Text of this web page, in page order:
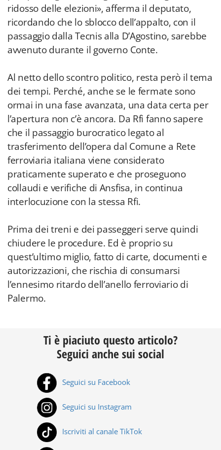
ridosso delle elezioni», afferma il deputato,
ricordando che lo sblocco dell’appalto, con il
passaggio dalla Tecnis alla D’Agostino, sarebbe
avvenuto durante il governo Conte.
Al netto dello scontro politico, resta però il tema
dei tempi. Perché, anche se le fermate sono
ormai in una fase avanzata, una data certa per
l’apertura non c’è ancora. Da Rfi fanno sapere
che il passaggio burocratico legato al
trasferimento dell’opera dal Comune a Rete
ferroviaria italiana viene considerato
praticamente superato e che proseguono
collaudi e verifiche di Ansfisa, in continua
interlocuzione con la stessa Rfi.
Prima dei treni e dei passeggeri serve quindi
chiudere le procedure. Ed è proprio su
quest’ultimo miglio, fatto di carte, documenti e
autorizzazioni, che rischia di consumarsi
l’ennesimo ritardo dell’anello ferroviario di
Palermo.
Ti è piaciuto questo articolo?
Seguici anche sui social
Seguici su Facebook
Seguici su Instagram
Iscriviti al canale TikTok